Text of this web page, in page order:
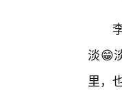
淡😁
里，